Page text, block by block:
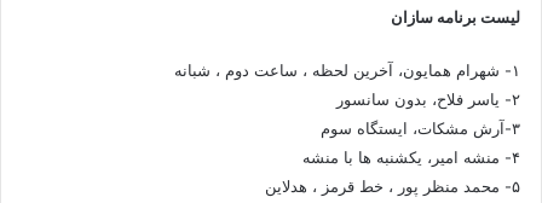
لیست برنامه سازان
۱- شهرام همایون، آخرین لحظه ، ساعت دوم ، شبانه
۲- یاسر فلاح، بدون سانسور
۳-آرش مشکات، ایستگاه سوم
۴- منشه امیر، یکشنبه ها با منشه
۵- محمد منظر پور ، خط قرمز ، هدلاین